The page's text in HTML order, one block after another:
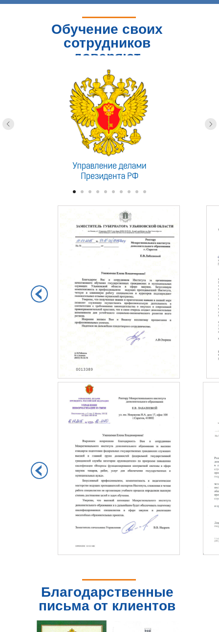
Обучение своих
сотрудников
доверяют
Благодарственные
письма от клиентов